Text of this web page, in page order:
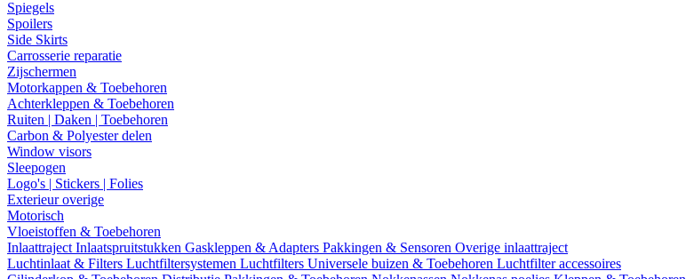
Spiegels
Spoilers
Side Skirts
Carrosserie reparatie
Zijschermen
Motorkappen & Toebehoren
Achterkleppen & Toebehoren
Ruiten | Daken | Toebehoren
Carbon & Polyester delen
Window visors
Sleepogen
Logo's | Stickers | Folies
Exterieur overige
Motorisch
Vloeistoffen & Toebehoren
Inlaattraject Inlaatspruitstukken Gaskleppen & Adapters Pakkingen & Sensoren Overige inlaattraject
Luchtinlaat & Filters Luchtfiltersystemen Luchtfilters Universele buizen & Toebehoren Luchtfilter accessoires